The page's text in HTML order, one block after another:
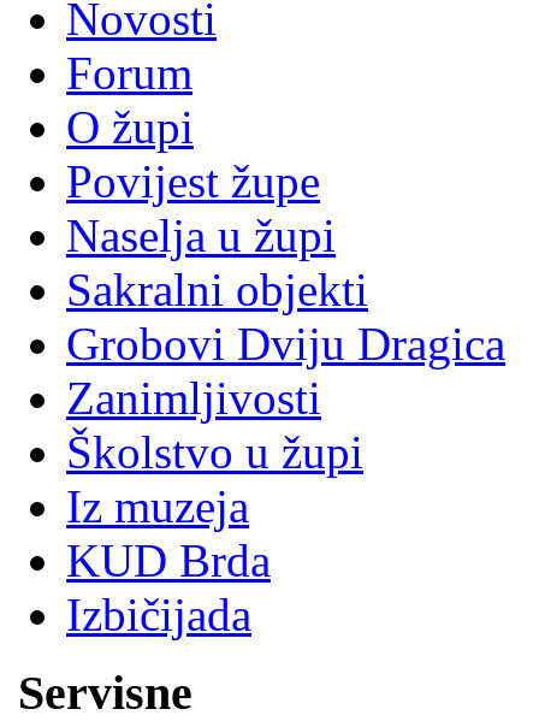
Novosti
Forum
O župi
Povijest župe
Naselja u župi
Sakralni objekti
Grobovi Dviju Dragica
Zanimljivosti
Školstvo u župi
Iz muzeja
KUD Brda
Izbičijada
Servisne